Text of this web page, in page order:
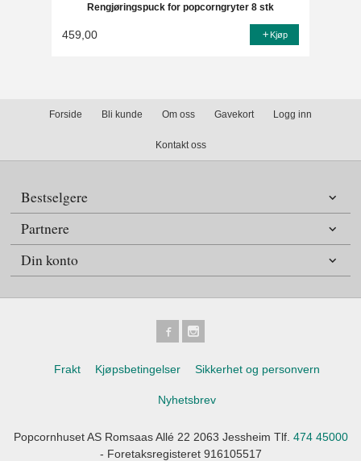
Rengjøringspuck for popcorngryter 8 stk
459,00 Kjøp
Forside Bli kunde Om oss Gavekort Logg inn
Kontakt oss
Bestselgere
Partnere
Din konto
Frakt Kjøpsbetingelser Sikkerhet og personvern
Nyhetsbrev
Popcornhuset AS Romsaas Allé 22 2063 Jessheim Tlf. 474 45000
- Foretaksregisteret 916105517